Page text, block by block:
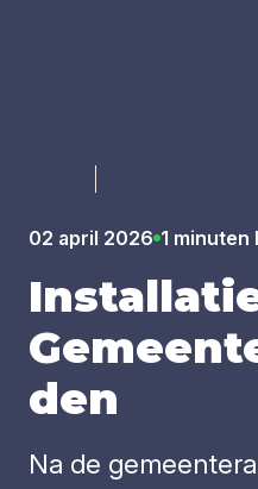
02 april 2026 1 minuten
den
Na de